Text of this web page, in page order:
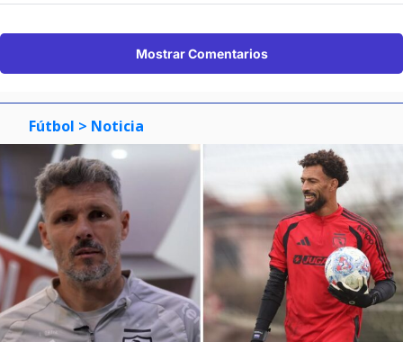
Mostrar Comentarios
Fútbol > Noticia